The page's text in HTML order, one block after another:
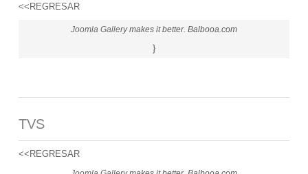
<<REGRESAR
Joomla Gallerymakes it better. Balbooa.com
}
TVS
<<REGRESAR